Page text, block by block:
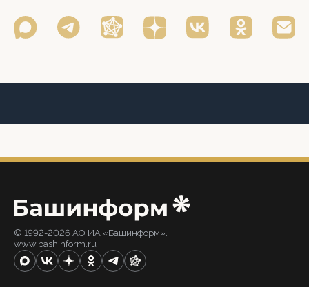
© 1992-2026 АО ИА «Башинформ».
www.bashinform.ru